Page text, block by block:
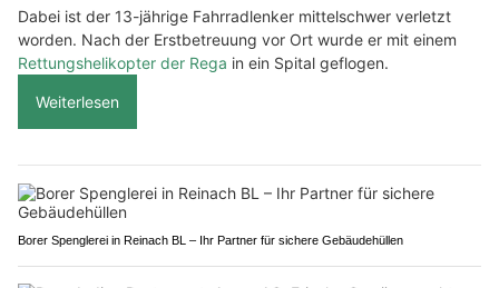
Dabei ist der 13-jährige Fahrradlenker mittelschwer verletzt
worden. Nach der Erstbetreuung vor Ort wurde er mit einem
Rettungshelikopter der Rega in ein Spital geflogen.
Weiterlesen
Borer Spenglerei in Reinach BL – Ihr Partner für sichere Gebäudehüllen